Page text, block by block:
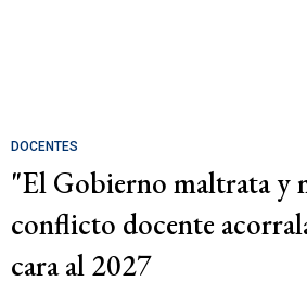
DOCENTES
"El Gobierno maltrata y
conflicto docente
cara al 2027